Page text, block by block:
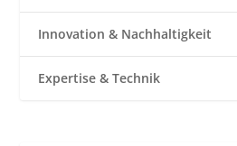
Innovation & Nachhaltigkeit
Expertise & Technik